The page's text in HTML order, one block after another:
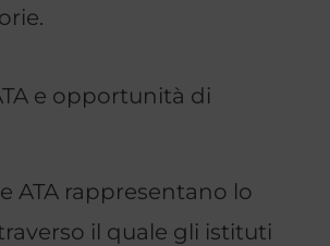
e opportunità di
ATA rappresentano lo
il quale gli istituti